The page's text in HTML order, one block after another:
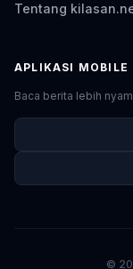
Tentang
APLIKASI MOBILE
Baca berita lebih
©